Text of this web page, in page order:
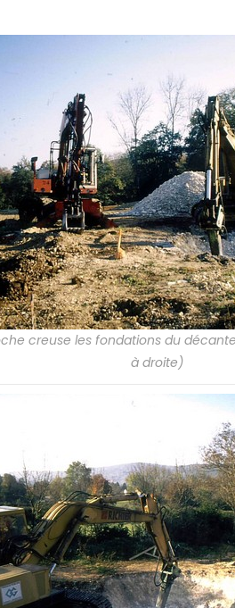
creuse les fondations du
à droite)